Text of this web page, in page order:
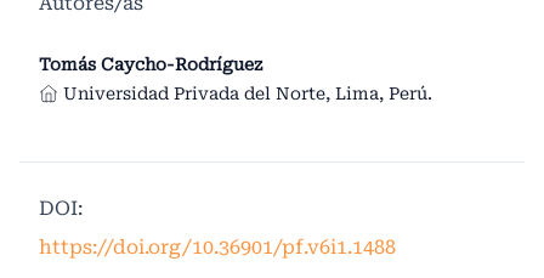
Tomás Caycho-Rodríguez
Universidad Privada del Norte, Lima, Perú.
DOI:
https://doi.org/10.36901/pf.v6i1.1488